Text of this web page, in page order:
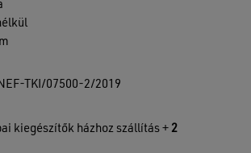
TKI/07500-2/2019
kiegészítők házhoz szállítás + 2